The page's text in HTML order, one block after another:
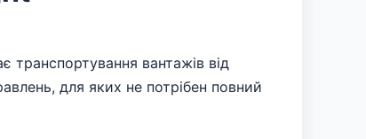
транспортування вантажів від
для яких не потрібен повний